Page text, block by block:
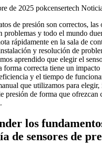
de 2025 pokcensertech
de presión son correctos, las
problemas y todo el mundo
rápidamente en la sala de
y resolución de
aprendido que elegir el
forma correcta tiene un
y el tiempo de
que utilizamos para
presión de forma que ofrezcan
los
de sensores de